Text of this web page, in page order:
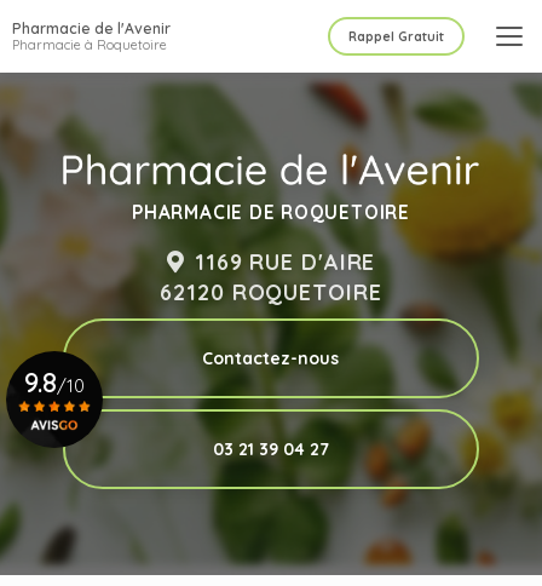
au
contenu
principal
Pharmacie de l'Avenir
Pharmacie à Roquetoire Rappel Gratuit
PHARMACIE DE ROQUETOIRE
1169 RUE D'AIRE
62120 ROQUETOIRE
Contactez-nous
03 21 39 04 27
9.8/10
Voir le certificat